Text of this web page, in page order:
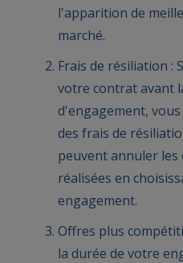
l'apparition de
marché.
Frais de résiliation :
votre contrat avant
d'engagement,
des frais de
peuvent annuler
réalisées en
engagement.
Offres plus
la durée de votre